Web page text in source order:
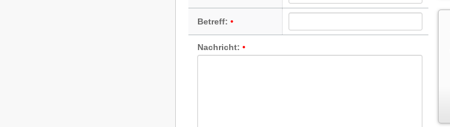
Betreff:
Nachricht: